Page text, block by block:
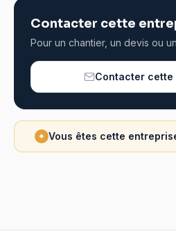
Contacter cette
Pour un chantier, un devis ou
Contacter cette
✦ Vous êtes cette